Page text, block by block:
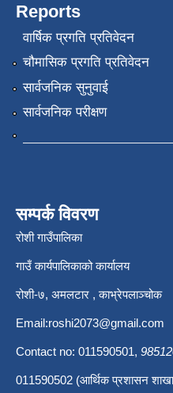
Reports
वार्षिक प्रगति प्रतिवेदन
चौमासिक प्रगति प्रतिवेदन
सार्वजनिक सुनुवाई
सार्वजनिक परीक्षण
सम्पर्क विवरण
रोशी गाउँपालिका
गाउँ कार्यपालिकाको कार्यालय
रोशी-७, अमलटार , काभ्रेपलाञ्चोक
Email:roshi2073@gmail.com
Contact no: 011590501,
011590502 (आर्थिक प्रशासन